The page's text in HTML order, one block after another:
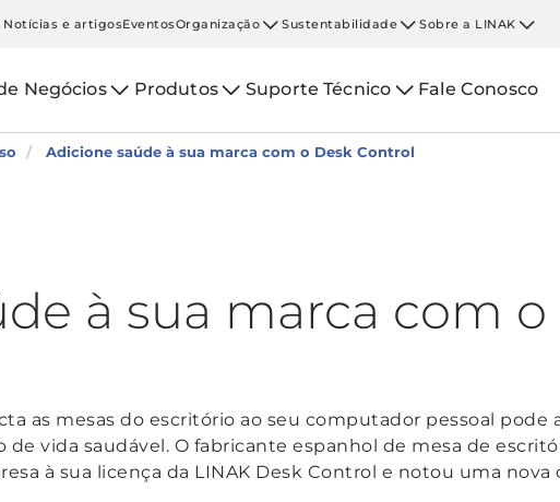
Notícias e artigosEventosOrganização Sustentabilidade Sobre a LINAK
Negócios Produtos Suporte Técnico Fale Conosco
Adicione saúde à sua marca com o Desk Control
à sua marca com o
as mesas do escritório ao seu computador pessoal pode
vida saudável. O fabricante espanhol de mesa de
à sua licença da LINAK Desk Control e notou uma nova